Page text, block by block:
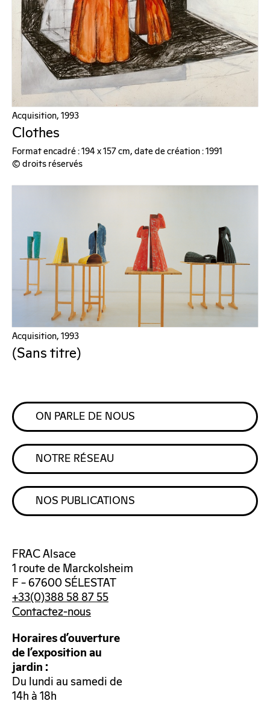
Acquisition, 1993
Clothes
Format encadré : 194 x 157 cm, date de création : 1991
© droits réservés
Acquisition, 1993
(Sans titre)
ON PARLE DE NOUS
NOTRE RÉSEAU
NOS PUBLICATIONS
FRAC Alsace
1 route de Marckolsheim
F – 67600 SÉLESTAT
+33(0)388 58 87 55
Contactez-nous
Horaires d’ouverture
de l’exposition au
jardin :
Du lundi au samedi de
14h à 18h